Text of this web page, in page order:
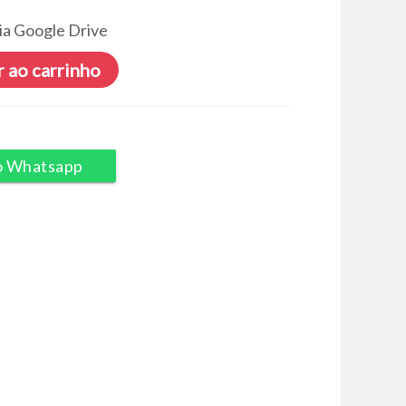
Google Drive
ao carrinho
Whatsapp